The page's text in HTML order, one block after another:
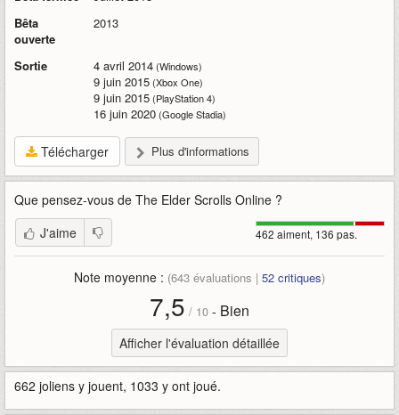
Bêta
ouverte
2013
Sortie 4 avril 2014(Windows)
9 juin 2015(Xbox One)
9 juin 2015(PlayStation 4)
16 juin 2020(Google Stadia)
Télécharger Plus d'informations
Que pensez-vous de The Elder Scrolls Online ?
462 aiment, 136 pas.
J'aime
Note moyenne : (643 évaluations | 52 critiques)
7,5 / 10 - Bien
Afficher l'évaluation détaillée
662 joliens y jouent, 1033 y ont joué.